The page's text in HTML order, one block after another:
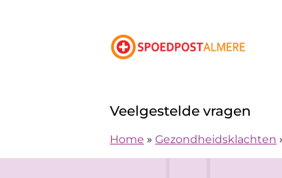
Veelgestelde vragen
Home » Gezondheidsklachten